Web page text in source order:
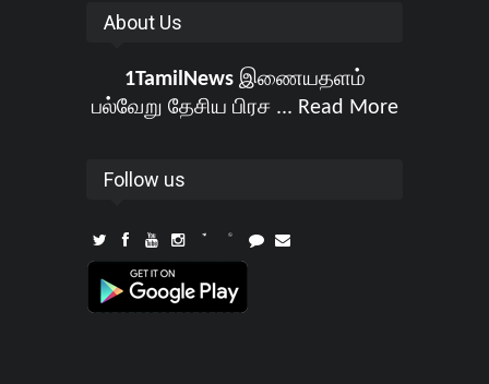
About Us
1TamilNewsஇணையதளம்
பல்வேறு தேசிய பிரச ... Read More
Follow us